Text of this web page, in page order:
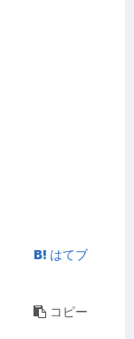
はてブ
コピー